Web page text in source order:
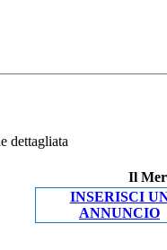
dettagliata
Il
INSERISCI
ANNUNCIO